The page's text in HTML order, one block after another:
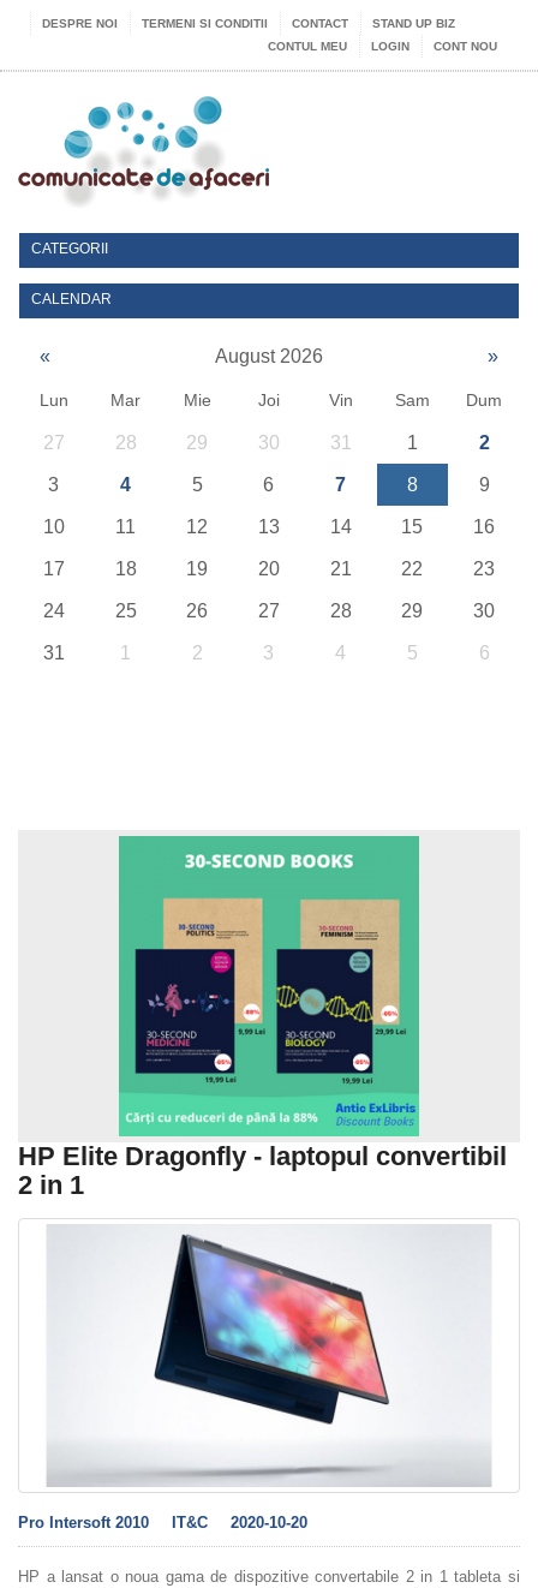
DESPRE NOI TERMENI SI CONDITII CONTACT
STAND UP BIZ
CONTUL MEU
LOGIN CONT NOU
CATEGORII
CALENDAR
« August 2026 »
Lun Mar Mie Joi Vin Sam Dum
27 28 29 30 31 1 2
3 4 5 6 7 8 9
10 11 12 13 14 15 16
17 18 19 20 21 22 23
24 25 26 27 28 29 30
31 1 2 3 4 5 6
HP Elite Dragonfly - laptopul convertibil
2 in 1
Pro Intersoft 2010 IT&C 2020-10-20
HP a lansat o noua gama de dispozitive convertabile 2 in 1 tableta si